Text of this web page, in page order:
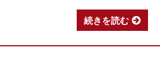
続きを読む